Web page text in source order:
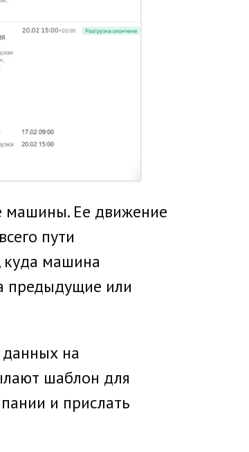
машины. Ее движение
пути
куда машина
предыдущие или
данных на
шаблон для
и прислать